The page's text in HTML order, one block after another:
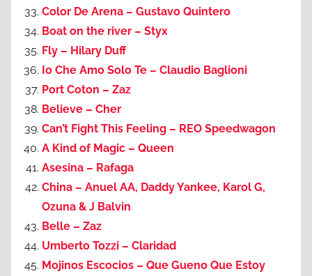
Color De Arena – Gustavo Quintero
Boat on the river – Styx
Fly – Hilary Duff
Io Che Amo Solo Te – Claudio Baglioni
Port Coton – Zaz
Believe – Cher
Can’t Fight This Feeling – REO Speedwagon
A Kind of Magic – Queen
Asesina – Rafaga
China – Anuel AA, Daddy Yankee, Karol G,
Ozuna & J Balvin
Belle – Zaz
Umberto Tozzi – Claridad
Mojinos Escocios – Que Gueno Que Estoy